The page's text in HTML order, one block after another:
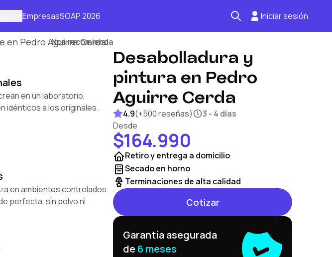
EmpresasSOAP 2026 Iniciar sesión
Seguro automotriz
Mantención kilometraje
Revisión técnica
95%
Nos recomienda
en Pedro Aguirre Cerda.
en un laboratorio,
idénticos a los originales.
en ambientes controlados
perfecta, sin polvo ni
Desabolladura y
pintura en Pedro
Aguirre Cerda
4.9(+500 reseñas)
3 - 4 días
Desde
$164.990
Retiro y entrega a domicilio
Secado en horno
Terminaciones de alta calidad
Cotizar
Garantía asegurada
de6 meses